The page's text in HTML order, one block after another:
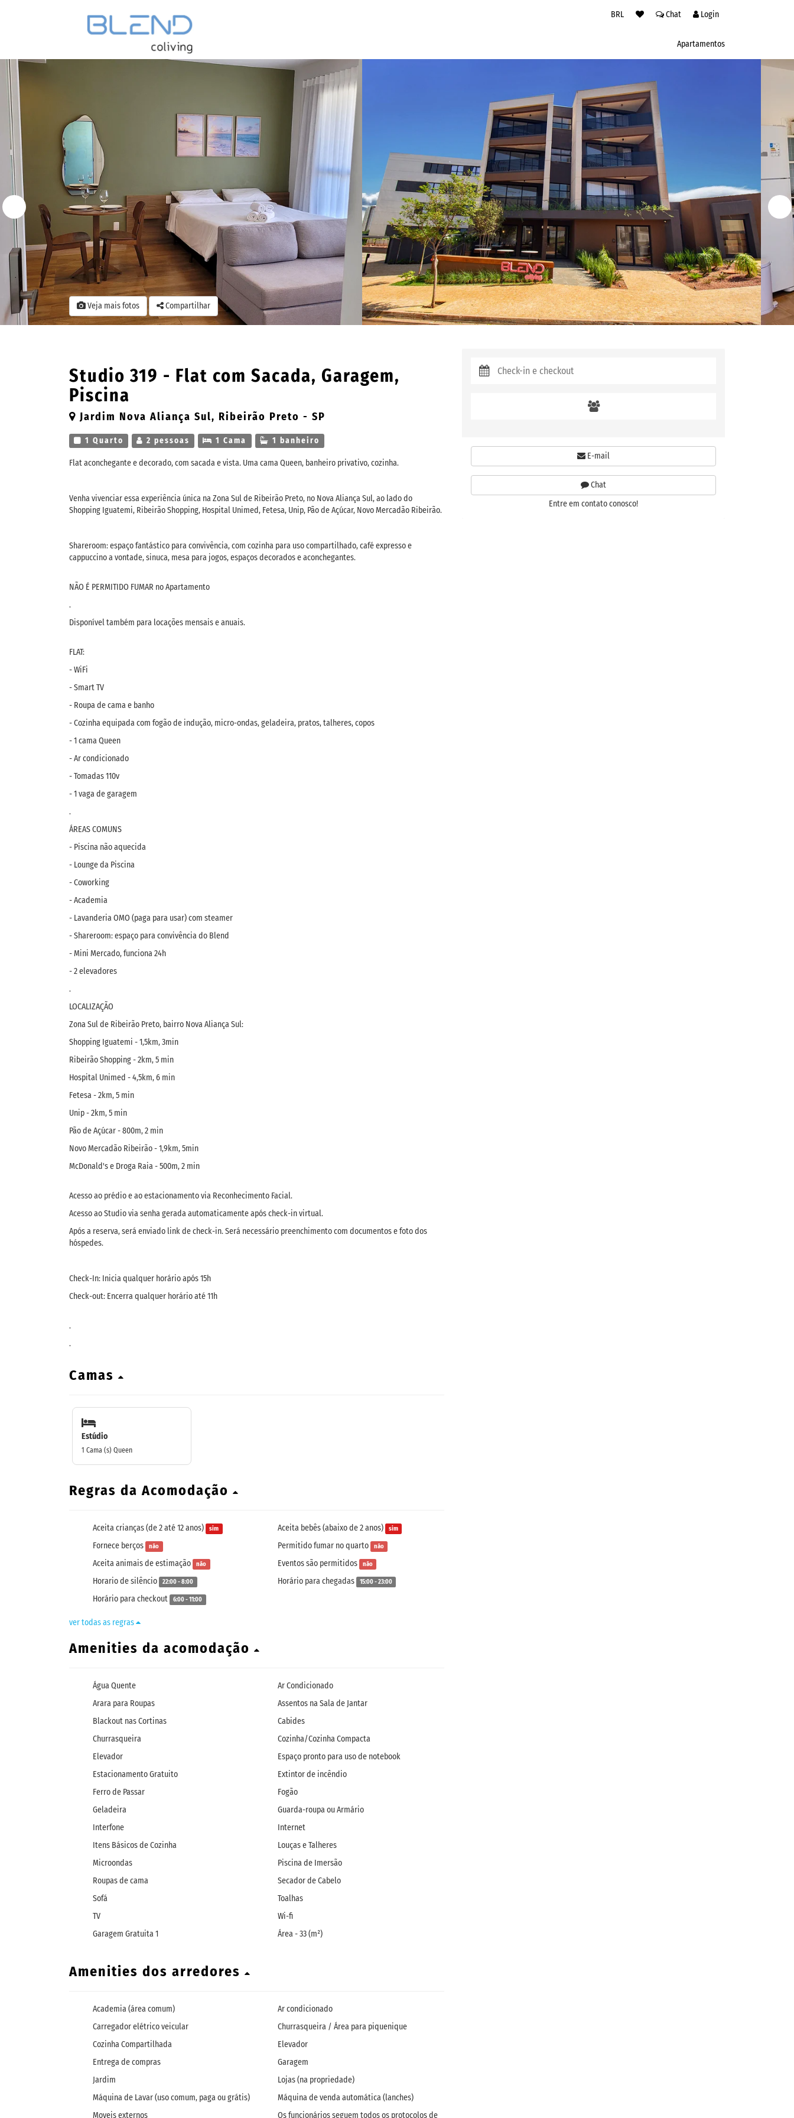
BRL Chat Login
Apartamentos
Veja mais fotos Compartilhar
Studio 319 - Flat com Sacada, Garagem,
Piscina
Jardim Nova Aliança Sul, Ribeirão Preto - SP
1 Quarto 2 pessoas 1 Cama 1 banheiro
Flat aconchegante e decorado, com sacada e vista. Uma cama Queen, banheiro privativo, cozinha.
Venha vivenciar essa experiência única na Zona Sul de Ribeirão Preto, no Nova Aliança Sul, ao lado do
Shopping Iguatemi, Ribeirão Shopping, Hospital Unimed, Fetesa, Unip, Pão de Açúcar, Novo Mercadão Ribeirão.
Shareroom: espaço fantástico para convivência, com cozinha para uso compartilhado, café expresso e
cappuccino a vontade, sinuca, mesa para jogos, espaços decorados e aconchegantes.
NÃO É PERMITIDO FUMAR no Apartamento
.
Disponível também para locações mensais e anuais.
FLAT:
- WiFi
- Smart TV
- Roupa de cama e banho
- Cozinha equipada com fogão de indução, micro-ondas, geladeira, pratos, talheres, copos
- 1 cama Queen
- Ar condicionado
- Tomadas 110v
- 1 vaga de garagem
.
ÁREAS COMUNS
- Piscina não aquecida
- Lounge da Piscina
- Coworking
- Academia
- Lavanderia OMO (paga para usar) com steamer
- Shareroom: espaço para convivência do Blend
- Mini Mercado, funciona 24h
- 2 elevadores
.
LOCALIZAÇÃO
Zona Sul de Ribeirão Preto, bairro Nova Aliança Sul:
Shopping Iguatemi - 1,5km, 3min
Ribeirão Shopping - 2km, 5 min
Hospital Unimed - 4,5km, 6 min
Fetesa - 2km, 5 min
Unip - 2km, 5 min
Pão de Açúcar - 800m, 2 min
Novo Mercadão Ribeirão - 1,9km, 5min
McDonald's e Droga Raia - 500m, 2 min
Acesso ao prédio e ao estacionamento via Reconhecimento Facial.
Acesso ao Studio via senha gerada automaticamente após check-in virtual.
Após a reserva, será enviado link de check-in. Será necessário preenchimento com documentos e foto dos
hóspedes.
Check-In: Inicia qualquer horário após 15h
Check-out: Encerra qualquer horário até 11h
.
.
Camas
Estúdio
1 Cama (s) Queen
Regras da Acomodação
Aceita crianças (de 2 até 12 anos) sim Aceita bebês (abaixo de 2 anos) sim
Fornece berços não Permitido fumar no quarto não
Aceita animais de estimação não Eventos são permitidos não
Horario de silêncio 22:00 - 8:00 Horário para chegadas 15:00 - 23:00
Horário para checkout 6:00 - 11:00
ver todas as regras
Amenities da acomodação
Água Quente
Ar Condicionado
Arara para Roupas
Assentos na Sala de Jantar
Blackout nas Cortinas
Cabides
Churrasqueira
Cozinha/Cozinha Compacta
Elevador
Espaço pronto para uso de notebook
Estacionamento Gratuito
Extintor de incêndio
Ferro de Passar
Fogão
Geladeira
Guarda-roupa ou Armário
Interfone
Internet
Itens Básicos de Cozinha
Louças e Talheres
Microondas
Piscina de Imersão
Roupas de cama
Secador de Cabelo
Sofá
Toalhas
TV
Wi-fi
Garagem Gratuita 1
Área - 33 (m²)
Amenities dos arredores
Academia (área comum)
Ar condicionado
Carregador elétrico veicular
Churrasqueira / Área para piquenique
Cozinha Compartilhada
Elevador
Entrega de compras
Garagem
Jardim
Lojas (na propriedade)
Máquina de Lavar (uso comum, paga ou grátis)
Máquina de venda automática (lanches)
Moveis externos
Os funcionários seguem todos os protocolos de
E-mail
Chat
Entre em contato conosco!